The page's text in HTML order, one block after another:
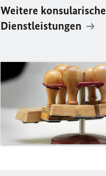
Weitere konsularische
Dienstleistungen